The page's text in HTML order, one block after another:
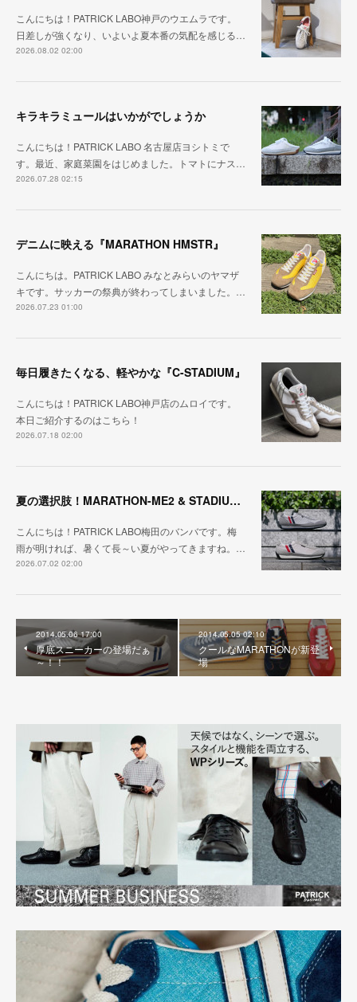
こんにちは！PATRICK LABO神戸のウエムラです。
日差しが強くなり、いよいよ夏本番の気配を感じる…
2026.08.02 02:00
キラキラミュールはいかがでしょうか
こんにちは！PATRICK LABO 名古屋店ヨシトミで
す。最近、家庭菜園をはじめました。トマトにナス…
2026.07.28 02:15
デニムに映える『MARATHON HMSTR』
こんにちは。PATRICK LABO みなとみらいのヤマザ
キです。サッカーの祭典が終わってしまいました。…
2026.07.23 01:00
毎日履きたくなる、軽やかな『C-STADIUM』
こんにちは！PATRICK LABO神戸店のムロイです。
本日ご紹介するのはこちら！
2026.07.18 02:00
夏の選択肢！MARATHON-ME2 & STADIUM-ME2
こんにちは！PATRICK LABO梅田のバンバです。梅
雨が明ければ、暑くて長～い夏がやってきますね。…
2026.07.02 02:00
2014.05.06 17:00
厚底スニーカーの登場だぁ
～！！
2014.05.05 02:10
クールなMARATHONが新登
場